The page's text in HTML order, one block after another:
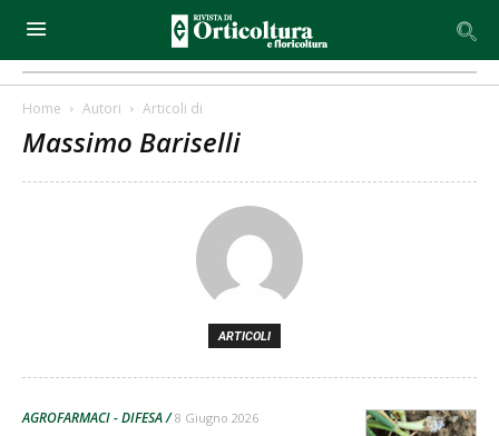
Home Autori Articoli di
Massimo Bariselli
ARTICOLI
AGROFARMACI - DIFESA 8 Giugno 2026